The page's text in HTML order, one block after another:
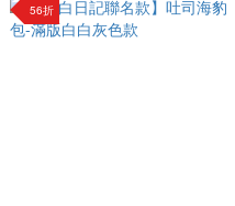
56折